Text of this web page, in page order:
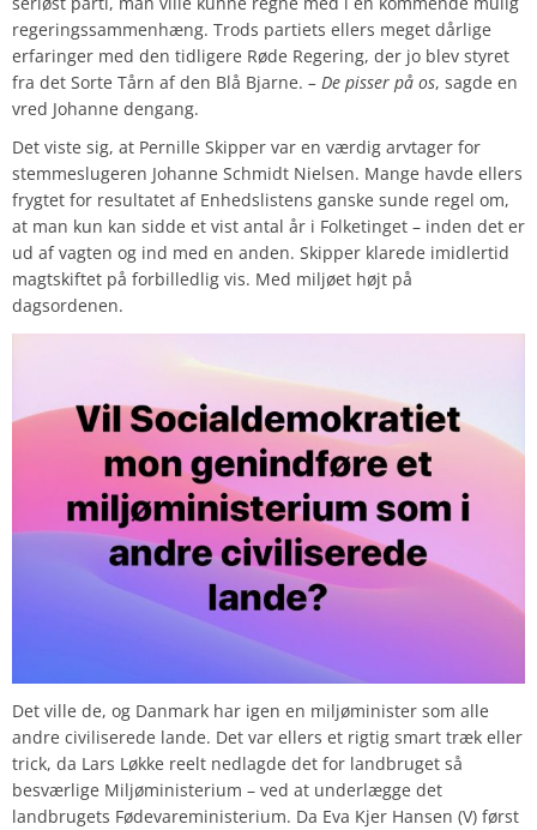
regeringssammenhæng. Trods partiets ellers meget dårlige
erfaringer med den tidligere Røde Regering, der jo blev styret
fra det Sorte Tårn af den Blå Bjarne. – De pisser på os, sagde en
vred Johanne dengang.
Det viste sig, at Pernille Skipper var en værdig arvtager for
stemmeslugeren Johanne Schmidt Nielsen. Mange havde ellers
frygtet for resultatet af Enhedslistens ganske sunde regel om,
at man kun kan sidde et vist antal år i Folketinget – inden det er
ud af vagten og ind med en anden. Skipper klarede imidlertid
magtskiftet på forbilledlig vis. Med miljøet højt på
dagsordenen.
Det ville de, og Danmark har igen en miljøminister som alle
andre civiliserede lande. Det var ellers et rigtig smart træk eller
trick, da Lars Løkke reelt nedlagde det for landbruget så
besværlige Miljøministerium – ved at underlægge det
landbrugets Fødevareministerium. Da Eva Kjer Hansen (V) først